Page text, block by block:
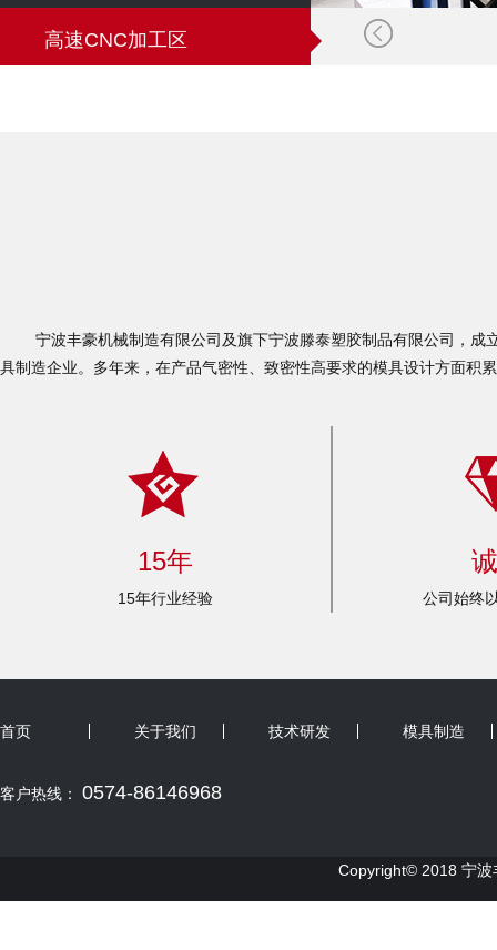
高速CNC加工区
宁波丰豪机械制造有限公司及旗下宁波滕泰塑胶制品有限公司，成
具制造企业。多年来，在产品气密性、致密性高要求的模具设计方面积
15年
15年行业经验 公司始终
首页 关于我们 技术研发 模具制造
客户热线： 0574-86146968
Copyright© 2018 宁波